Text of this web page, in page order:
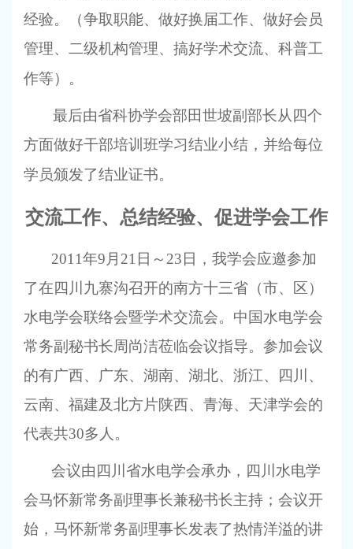
经验。（争取职能、做好换届工作、做好会员
管理、二级机构管理、搞好学术交流、科普工
作等）。
最后由省科协学会部田世坡副部长从四个
方面做好干部培训班学习结业小结，并给每位
学员颁发了结业证书。
交流工作、总结经验、促进学会工作
2011年9 月 21 日 ～ 23 日，我学会应邀参加
了在四川九寨沟召开的南方十三省（市、区）
水电学会联络会暨学术交流会。中国水电学会
常务副秘书长周尚洁莅临会议指导。参加会议
的有广西、广东、湖南、湖北、浙江、四川、
云南、福建及北方片陕西、青海、天津学会的
代表共30多人。
会议由四川省水电学会承办，四川水电学
会马怀新常务副理事长兼秘书长主持；会议开
始，马怀新常务副理事长发表了热情洋溢的讲